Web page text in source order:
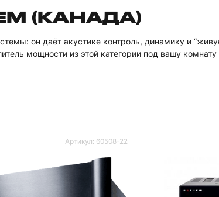
(КАНАДА)
он даёт акустике контроль, динамику и
мощности из этой категории под вашу
Артикул: 60508-22